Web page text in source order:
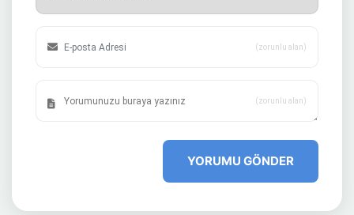
(zorunlu alan)
(zorunlu alan)
YORUMU GÖNDER